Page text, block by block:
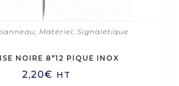
, Matériel, Signalétique
NOIRE 8*12 PIQUE INOX
2,20€ HT